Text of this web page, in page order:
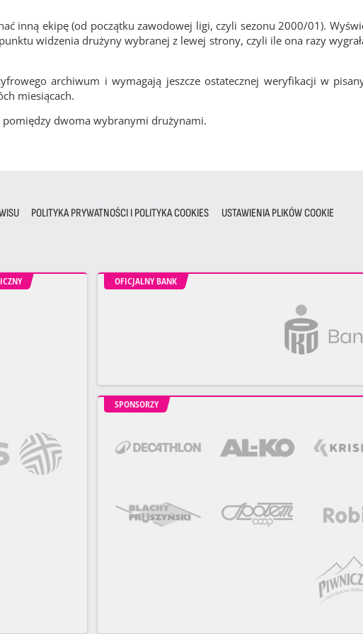
inną ekipę (od początku zawodowej ligi, czyli sezonu 2000/01).
widzenia drużyny wybranej z lewej strony, czyli ile ona razy
archiwum i wymagają jeszcze ostatecznej weryfikacji w
miesiącach.
pomiędzy dwoma wybranymi drużynami.
POLITYKA PRYWATNOŚCI I POLITYKA COOKIES USTAWIENIA PLIKÓW COOKIE
OFICJALNY BANK
SPONSORZY